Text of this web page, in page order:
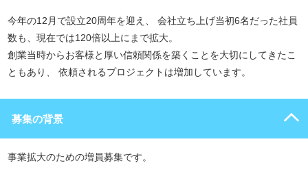
今年の12月で設立20周年を迎え、 会社立ち上げ当初6名だった社員
数も、現在では120倍以上にまで拡大。
創業当時からお客様と厚い信頼関係を築くことを大切にしてきたこ
ともあり、 依頼されるプロジェクトは増加しています。
募集の背景
事業拡大のための増員募集です。